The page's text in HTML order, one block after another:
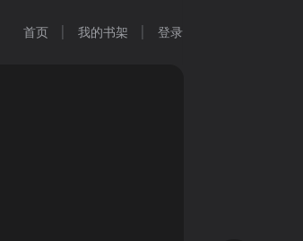
首页 我的书架 登录